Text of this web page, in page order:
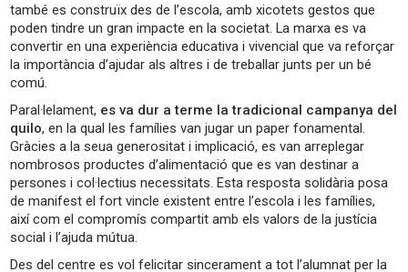
també es construïx des de l’escola, amb xicotets gestos que
poden tindre un gran impacte en la societat. La marxa es va
convertir en una experiència educativa i vivencial que va reforçar
la importància d’ajudar als altres i de treballar junts per un bé
comú.
Paral·lelament, es va dur a terme la tradicional campanya del
quilo, en la qual les famílies van jugar un paper fonamental.
Gràcies a la seua generositat i implicació, es van arreplegar
nombrosos productes d’alimentació que es van destinar a
persones i col·lectius necessitats. Esta resposta solidària posa
de manifest el fort vincle existent entre l’escola i les famílies,
així com el compromís compartit amb els valors de la justícia
social i l’ajuda mútua.
Des del centre es vol felicitar sincerament a tot l’alumnat per la